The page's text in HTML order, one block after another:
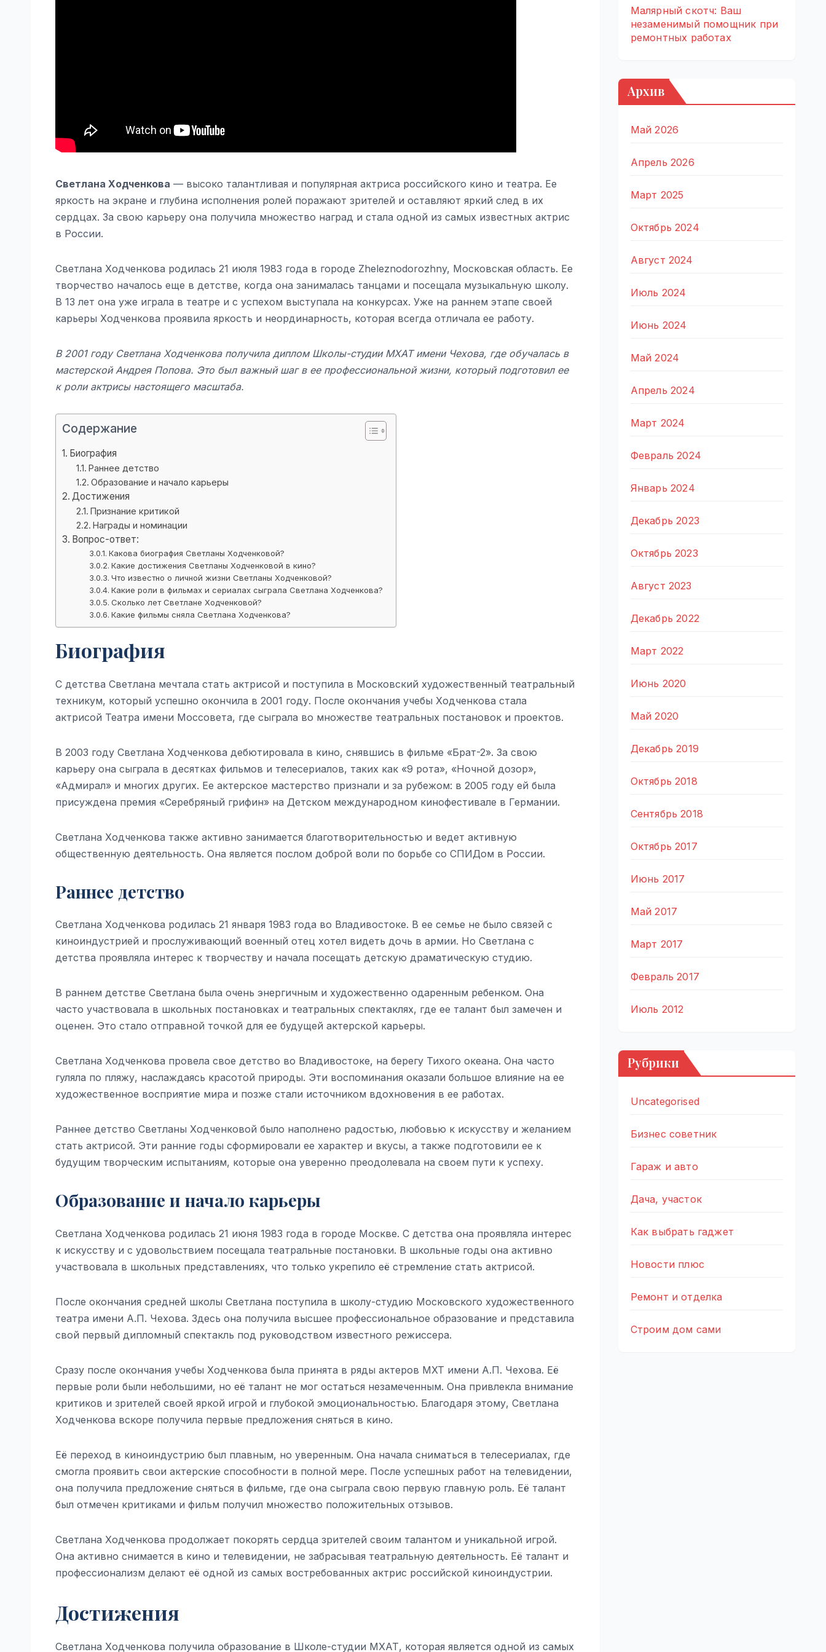
Светлана Ходченкова — высоко талантливая и популярная актриса российского кино и театра. Ее
яркость на экране и глубина исполнения ролей поражают зрителей и оставляют яркий след в их
сердцах. За свою карьеру она получила множество наград и стала одной из самых известных актрис
в России.
Светлана Ходченкова родилась 21 июля 1983 года в городе Zheleznodorozhny, Московская область. Ее
творчество началось еще в детстве, когда она занималась танцами и посещала музыкальную школу.
В 13 лет она уже играла в театре и с успехом выступала на конкурсах. Уже на раннем этапе своей
карьеры Ходченкова проявила яркость и неординарность, которая всегда отличала ее работу.
В 2001 году Светлана Ходченкова получила диплом Школы-студии МХАТ имени Чехова, где обучалась в
мастерской Андрея Попова. Это был важный шаг в ее профессиональной жизни, который подготовил ее
к роли актрисы настоящего масштаба.
Содержание
Биография
Раннее детство
Образование и начало карьеры
Достижения
Признание критикой
Награды и номинации
Вопрос-ответ:
Какова биография Светланы Ходченковой?
Какие достижения Светланы Ходченковой в кино?
Что известно о личной жизни Светланы Ходченковой?
Какие роли в фильмах и сериалах сыграла Светлана Ходченкова?
Сколько лет Светлане Ходченковой?
Какие фильмы сняла Светлана Ходченкова?
Биография
С детства Светлана мечтала стать актрисой и поступила в Московский художественный театральный
техникум, который успешно окончила в 2001 году. После окончания учебы Ходченкова стала
актрисой Театра имени Моссовета, где сыграла во множестве театральных постановок и проектов.
В 2003 году Светлана Ходченкова дебютировала в кино, снявшись в фильме «Брат-2». За свою
карьеру она сыграла в десятках фильмов и телесериалов, таких как «9 рота», «Ночной дозор»,
«Адмирал» и многих других. Ее актерское мастерство признали и за рубежом: в 2005 году ей была
присуждена премия «Серебряный грифин» на Детском международном кинофестивале в Германии.
Светлана Ходченкова также активно занимается благотворительностью и ведет активную
общественную деятельность. Она является послом доброй воли по борьбе со СПИДом в России.
Раннее детство
Светлана Ходченкова родилась 21 января 1983 года во Владивостоке. В ее семье не было связей с
киноиндустрией и прослуживающий военный отец хотел видеть дочь в армии. Но Светлана с
детства проявляла интерес к творчеству и начала посещать детскую драматическую студию.
В раннем детстве Светлана была очень энергичным и художественно одаренным ребенком. Она
часто участвовала в школьных постановках и театральных спектаклях, где ее талант был замечен и
оценен. Это стало отправной точкой для ее будущей актерской карьеры.
Светлана Ходченкова провела свое детство во Владивостоке, на берегу Тихого океана. Она часто
гуляла по пляжу, наслаждаясь красотой природы. Эти воспоминания оказали большое влияние на ее
художественное восприятие мира и позже стали источником вдохновения в ее работах.
Раннее детство Светланы Ходченковой было наполнено радостью, любовью к искусству и желанием
стать актрисой. Эти ранние годы сформировали ее характер и вкусы, а также подготовили ее к
будущим творческим испытаниям, которые она уверенно преодолевала на своем пути к успеху.
Образование и начало карьеры
Светлана Ходченкова родилась 21 июня 1983 года в городе Москве. С детства она проявляла интерес
к искусству и с удовольствием посещала театральные постановки. В школьные годы она активно
участвовала в школьных представлениях, что только укрепило её стремление стать актрисой.
После окончания средней школы Светлана поступила в школу-студию Московского художественного
театра имени А.П. Чехова. Здесь она получила высшее профессиональное образование и представила
свой первый дипломный спектакль под руководством известного режиссера.
Сразу после окончания учебы Ходченкова была принята в ряды актеров МХТ имени А.П. Чехова. Её
первые роли были небольшими, но её талант не мог остаться незамеченным. Она привлекла внимание
критиков и зрителей своей яркой игрой и глубокой эмоциональностью. Благодаря этому, Светлана
Ходченкова вскоре получила первые предложения сняться в кино.
Её переход в киноиндустрию был плавным, но уверенным. Она начала сниматься в телесериалах, где
смогла проявить свои актерские способности в полной мере. После успешных работ на телевидении,
она получила предложение сняться в фильме, где она сыграла свою первую главную роль. Её талант
был отмечен критиками и фильм получил множество положительных отзывов.
Светлана Ходченкова продолжает покорять сердца зрителей своим талантом и уникальной игрой.
Она активно снимается в кино и телевидении, не забрасывая театральную деятельность. Её талант и
профессионализм делают её одной из самых востребованных актрис российской киноиндустрии.
Достижения
Светлана Ходченкова получила образование в Школе-студии МХАТ, которая является одной из самых
Малярный скотч: Ваш
незаменимый помощник при
ремонтных работах
Архив
Май 2026
Апрель 2026
Март 2025
Октябрь 2024
Август 2024
Июль 2024
Июнь 2024
Май 2024
Апрель 2024
Март 2024
Февраль 2024
Январь 2024
Декабрь 2023
Октябрь 2023
Август 2023
Декабрь 2022
Март 2022
Июнь 2020
Май 2020
Декабрь 2019
Октябрь 2018
Сентябрь 2018
Октябрь 2017
Июнь 2017
Май 2017
Март 2017
Февраль 2017
Июль 2012
Рубрики
Uncategorised
Бизнес советник
Гараж и авто
Дача, участок
Как выбрать гаджет
Новости плюс
Ремонт и отделка
Строим дом сами